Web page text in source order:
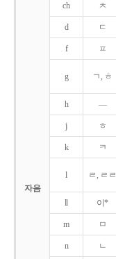
자음
ch ㅊ
d ㄷ
f ㅍ
g ㄱ, ㅎ
h ―
j ㅎ
k ㅋ
l ㄹ, ㄹㄹ
ll 이*
m ㅁ
n ㄴ